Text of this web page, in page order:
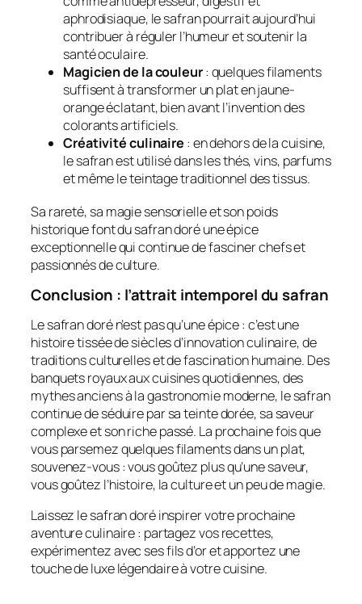
aphrodisiaque, le safran pourrait aujourd’hui
contribuer à réguler l’humeur et soutenir la
santé oculaire.
Magicien de la couleur: quelques filaments
suffisent à transformer un plat en jaune-
orange éclatant, bien avant l’invention des
colorants artificiels.
Créativité culinaire : en dehors de la cuisine,
le safran est utilisé dans les thés, vins, parfums
et même le teintage traditionnel des tissus.
Sa rareté, sa magie sensorielle et son poids
historique font du safran doré une épice
exceptionnelle qui continue de fasciner chefs et
passionnés de culture.
Conclusion : l’attrait intemporel du safran
Le safran doré n’est pas qu’une épice : c’est une
histoire tissée de siècles d’innovation culinaire, de
traditions culturelles et de fascination humaine. Des
banquets royaux aux cuisines quotidiennes, des
mythes anciens à la gastronomie moderne, le safran
continue de séduire par sa teinte dorée, sa saveur
complexe et son riche passé. La prochaine fois que
vous parsemez quelques filaments dans un plat,
souvenez-vous : vous goûtez plus qu’une saveur,
vous goûtez l’histoire, la culture et un peu de magie.
Laissez le safran doré inspirer votre prochaine
aventure culinaire : partagez vos recettes,
expérimentez avec ses fils d’or et apportez une
touche de luxe légendaire à votre cuisine.